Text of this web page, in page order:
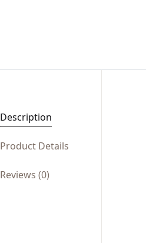
Description
Product Details
Reviews (0)